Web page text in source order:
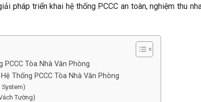
pháp triển khai hệ thống PCCC an toàn, nghiệm thu
PCCC Tòa Nhà Văn Phòng
Thống PCCC Tòa Nhà Văn Phòng
System)
Tường)